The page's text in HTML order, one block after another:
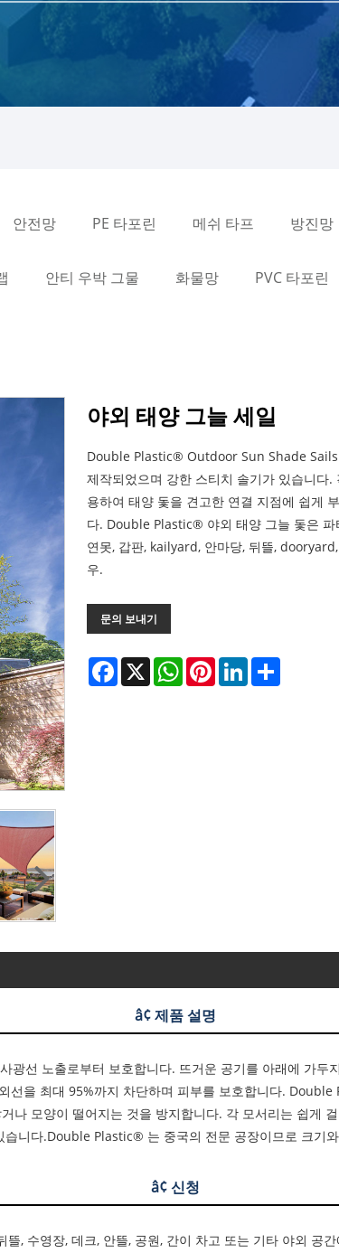
안전망 PE 타포린 메쉬 타프 방진망
안티 우박 그물 화물망 PVC 타포린
야외 태양 그늘 세일
Double Plastic® Outdoor Sun Shade Sails
제작되었으며 강한 스티치 솔기가 있습니다
용하여 태양 돛을 견고한 연결 지점에 쉽게
다. Double Plastic® 야외 태양 그늘 돛은 파
연못, 갑판, kailyard, 안마당, 뒤뜰,
우.
문의 보내기
Facebook
X WhatsAppPinterestLinkedIn
â¢ 제품 설명
선 노출로부터 보호합니다. 뜨거운 공기를 아래에 가두
선을 최대 95%까지 차단하며 피부를 보호합니다.
나 모양이 떨어지는 것을 방지합니다. 각 모서리는 쉽게
니다.Double Plastic® 는 중국의 전문 공장이므로 크기
â¢ 신청
, 수영장, 데크, 안뜰, 공원, 간이 차고 또는 기타 야외 공